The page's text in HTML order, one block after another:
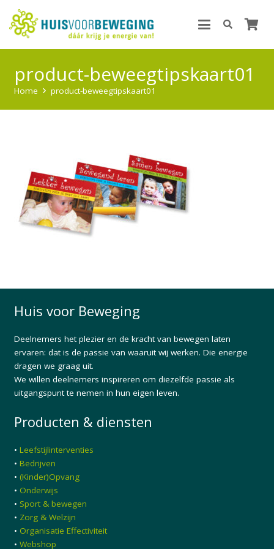
product-beweegtipskaart01
Home product-beweegtipskaart01
Huis voor Beweging
Deelnemers het plezier en de kracht van bewegen laten
ervaren: dat is de passie van waaruit wij werken. Die energie
dragen we graag uit.
We willen deelnemers inspireren om diezelfde passie als
uitgangspunt te nemen in hun eigen leven.
Producten & diensten
• Leefstijlinterventies
• Bedrijven
• (Kinder)Opvang
• Onderwijs
• Sport & bewegen
• Zorg & Welzijn
• Organisatie Effectiviteit
• Webshop